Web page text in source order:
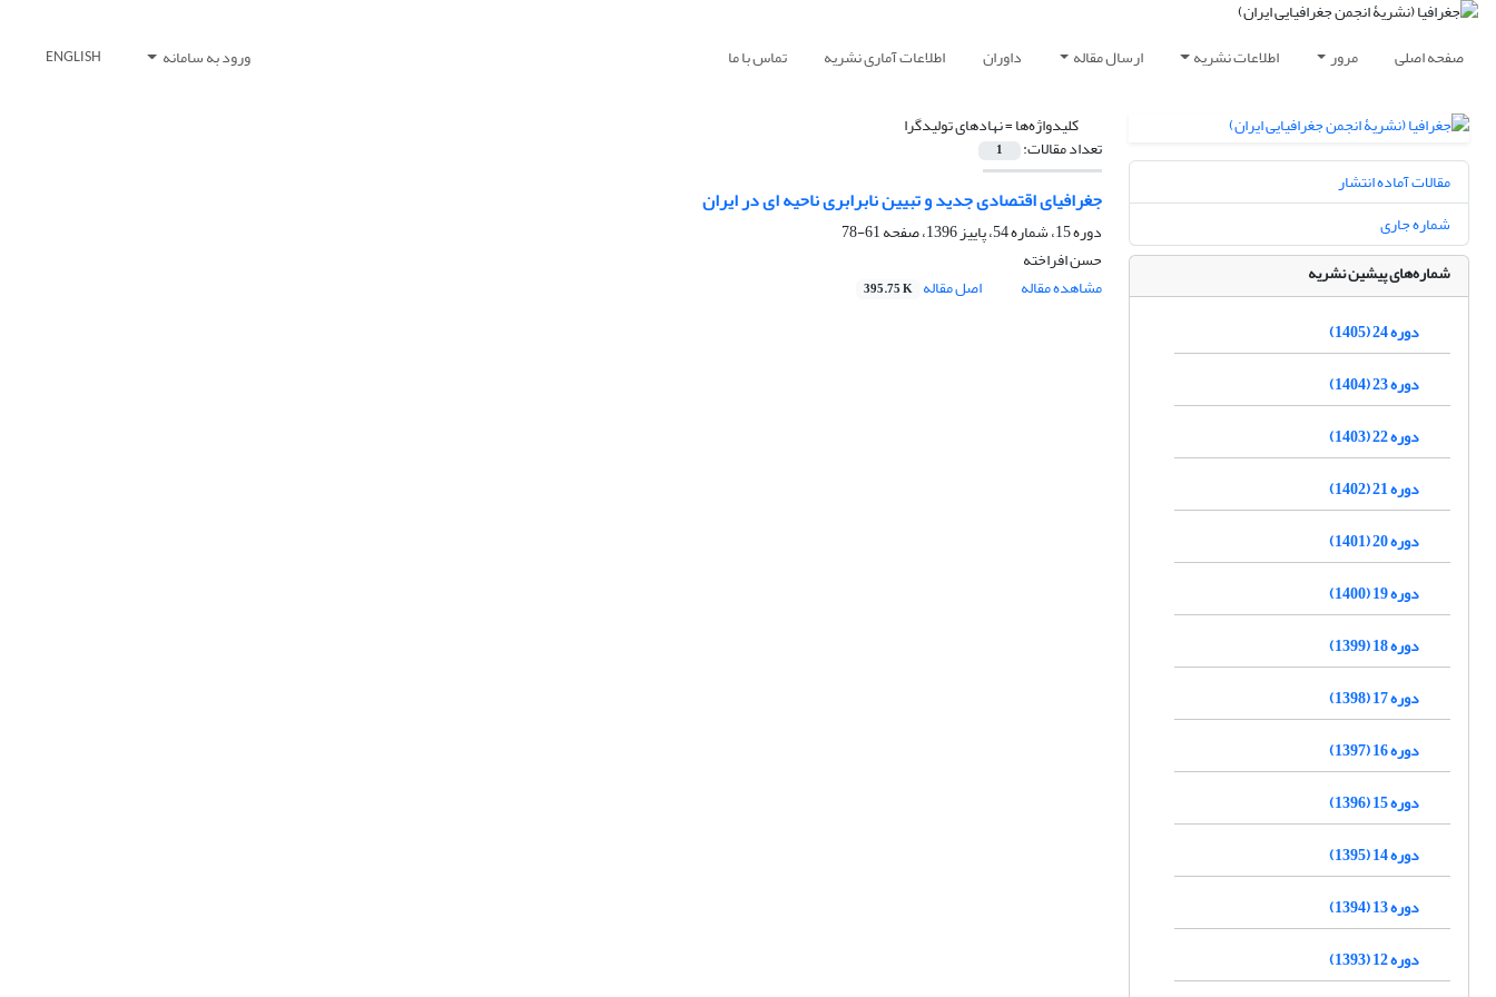
صفحه اصلی مرور اطلاعات نشریه ارسال مقاله داوران اطلاعات آماری نشریه تماس با ما ورود به سامانه ENGLISH
کلیدواژه‌ها =نهادهای تولیدگرا
تعداد مقالات: 1
جغرافیای اقتصادی جدید و تبیین نابرابری ناحیه ای در ایران
دوره 15، شماره 54، پاییز 1396، صفحه
61-78
حسن افراخته
مشاهده مقاله
اصل مقاله 395.75 K
مقالات آماده انتشار
شماره جاری
شماره‌های پیشین نشریه
دوره 24 (1405)
دوره 23 (1404)
دوره 22 (1403)
دوره 21 (1402)
دوره 20 (1401)
دوره 19 (1400)
دوره 18 (1399)
دوره 17 (1398)
دوره 16 (1397)
دوره 15 (1396)
دوره 14 (1395)
دوره 13 (1394)
دوره 12 (1393)